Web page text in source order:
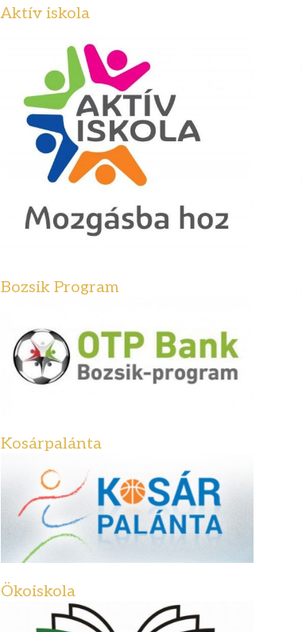
Aktív iskola
Bozsik Program
Kosárpalánta
Ökoiskola